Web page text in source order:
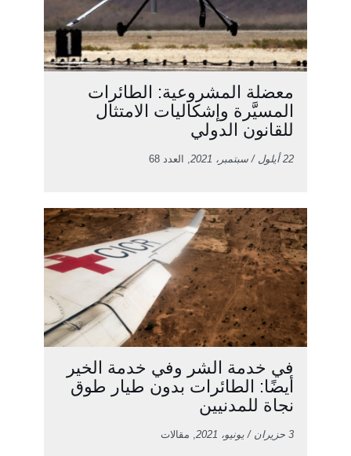
معضلة المشروعية: الطائرات
المسيَّرة وإشكاليات الامتثال
للقانون الدولي
22 أيلول / سبتمبر، 2021 , العدد 68
في خدمة الشر وفي خدمة الخير
أيضًا: الطائرات بدون طيار طوق
نجاة للمدنيين
3 حزيران / يونيو، 2021 , مقالات